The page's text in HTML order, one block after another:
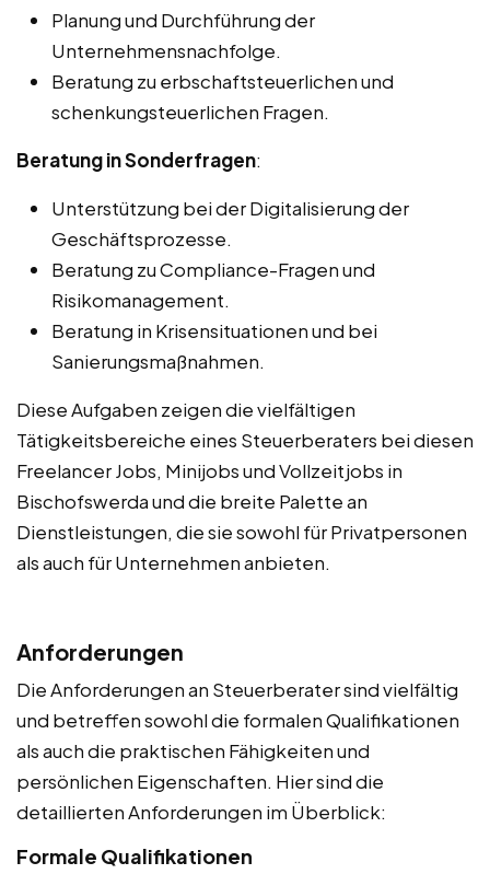
Planung und Durchführung der
Unternehmensnachfolge.
Beratung zu erbschaftsteuerlichen und
schenkungsteuerlichen Fragen.
Beratung in Sonderfragen:
Unterstützung bei der Digitalisierung der
Geschäftsprozesse.
Beratung zu Compliance-Fragen und
Risikomanagement.
Beratung in Krisensituationen und bei
Sanierungsmaßnahmen.
Diese Aufgaben zeigen die vielfältigen
Tätigkeitsbereiche eines Steuerberaters bei diesen
Freelancer Jobs, Minijobs und Vollzeitjobs in
Bischofswerda und die breite Palette an
Dienstleistungen, die sie sowohl für Privatpersonen
als auch für Unternehmen anbieten.
Anforderungen
Die Anforderungen an Steuerberater sind vielfältig
und betreffen sowohl die formalen Qualifikationen
als auch die praktischen Fähigkeiten und
persönlichen Eigenschaften. Hier sind die
detaillierten Anforderungen im Überblick:
Formale Qualifikationen